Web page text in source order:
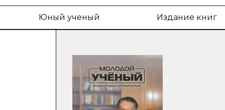
Юный ученый Издание книг